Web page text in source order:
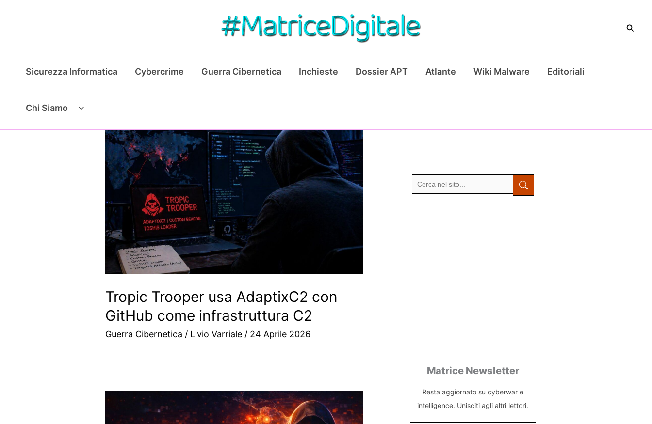
Cerca
Sicurezza Informatica Cybercrime Guerra Cibernetica Inchieste Dossier APT Atlante Wiki Malware Editoriali
Chi Siamo
Tropic Trooper usa AdaptixC2 con
GitHub come infrastruttura C2
Guerra Cibernetica / Livio Varriale / 24 Aprile 2026
Matrice Newsletter
Resta aggiornato su cyberwar e
intelligence. Unisciti agli altri lettori.